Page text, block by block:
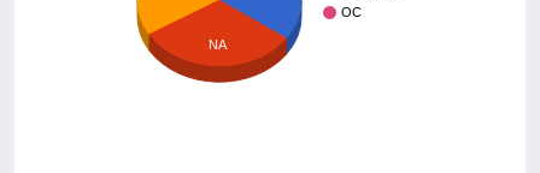
OC
NA